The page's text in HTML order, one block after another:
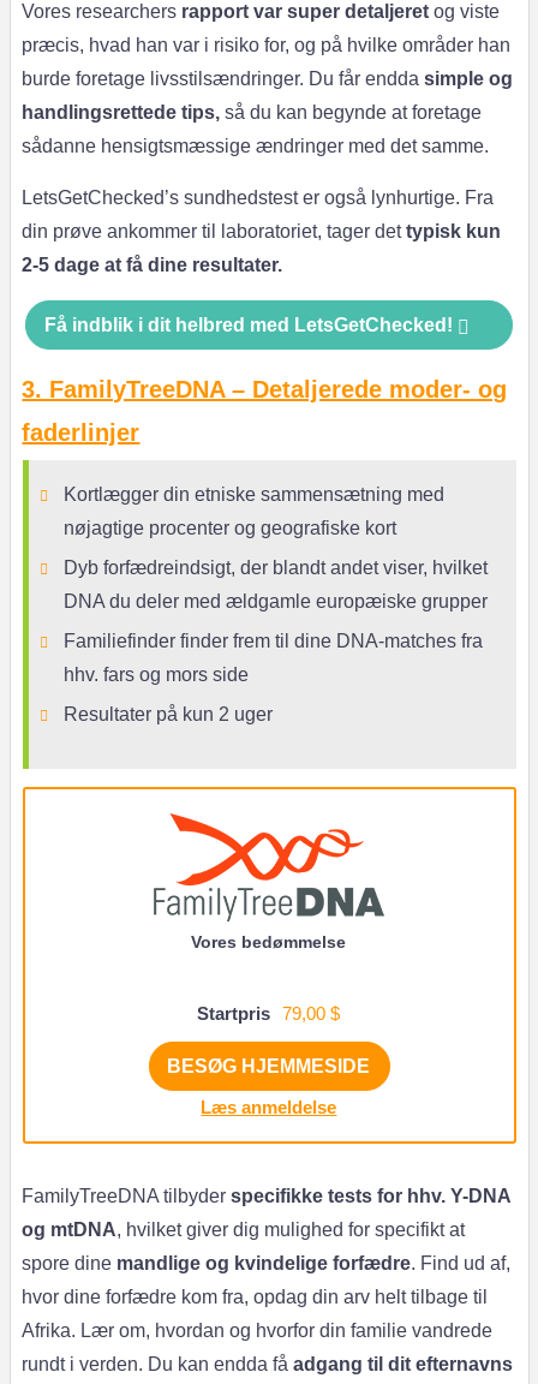
Vores researchers rapport var super detaljeret og viste
præcis, hvad han var i risiko for, og på hvilke områder han
burde foretage livsstilsændringer. Du får enddasimple og
handlingsrettede tips, så du kan begynde at foretage
sådanne hensigtsmæssige ændringer med det samme.
LetsGetChecked’s sundhedstest er også lynhurtige. Fra
din prøve ankommer til laboratoriet, tager dettypisk kun
2-5 dage at få dine resultater.
Få indblik i dit helbred med LetsGetChecked!
3. FamilyTreeDNA – Detaljerede moder- og
faderlinjer
Kortlægger din etniske sammensætning med
nøjagtige procenter og geografiske kort
Dyb forfædreindsigt, der blandt andet viser, hvilket
DNA du deler med ældgamle europæiske grupper
Familiefinder finder frem til dine DNA-matches fra
hhv. fars og mors side
Resultater på kun 2 uger
Startpris 79,00 $
Vores bedømmelse
BESØG HJEMMESIDE
Læs anmeldelse
FamilyTreeDNA tilbyderspecifikke tests for hhv. Y-DNA
og mtDNA, hvilket giver dig mulighed for specifikt at
spore dine mandlige og kvindelige forfædre. Find ud af,
hvor dine forfædre kom fra, opdag din arv helt tilbage til
Afrika. Lær om, hvordan og hvorfor din familie vandrede
rundt i verden. Du kan endda fåadgang til dit efternavns